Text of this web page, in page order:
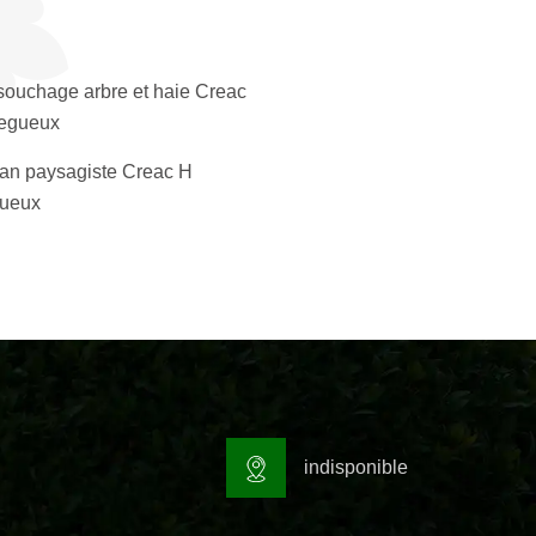
arbre et haie Creac
paysagiste Creac H
indisponible